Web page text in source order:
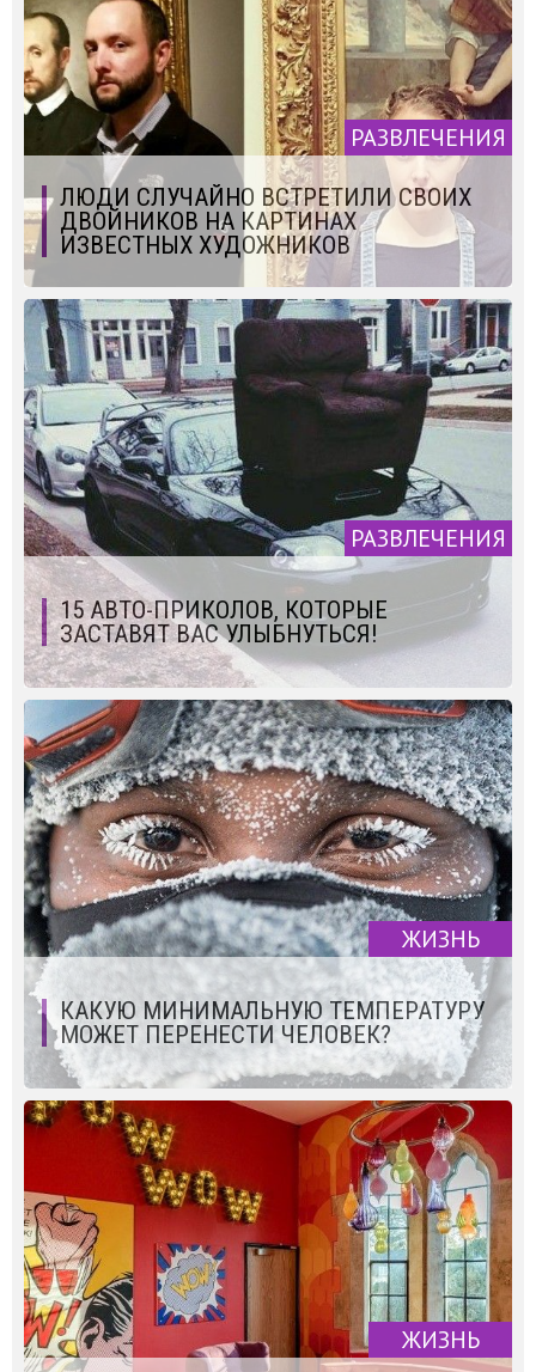
РАЗВЛЕЧЕНИЯ
ЛЮДИ СЛУЧАЙНО ВСТРЕТИЛИ СВОИХ
ДВОЙНИКОВ НА КАРТИНАХ
ИЗВЕСТНЫХ ХУДОЖНИКОВ
РАЗВЛЕЧЕНИЯ
15 АВТО-ПРИКОЛОВ, КОТОРЫЕ
ЗАСТАВЯТ ВАС УЛЫБНУТЬСЯ!
ЖИЗНЬ
КАКУЮ МИНИМАЛЬНУЮ ТЕМПЕРАТУРУ
МОЖЕТ ПЕРЕНЕСТИ ЧЕЛОВЕК?
ЖИЗНЬ